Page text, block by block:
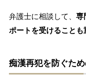
弁護士に相談して、 専
ポートを受けることも
痴漢再犯を防ぐた